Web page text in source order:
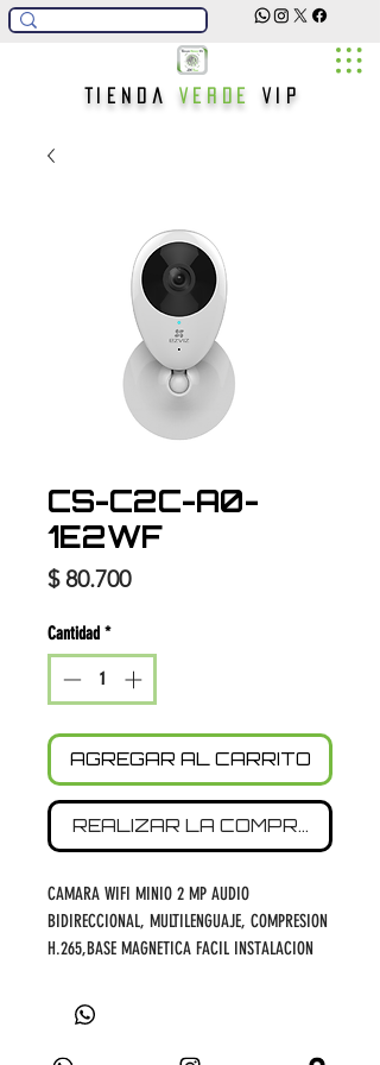
TiendaVerde Vip
CS-C2C-A0-
1E2WF
$ 80.700Precio
Cantidad *
AGREGAR AL CARRITO
REALIZAR LA COMPRA
CAMARA WIFI MINIO 2 MP AUDIO
BIDIRECCIONAL, MULTILENGUAJE, COMPRESION
H.265,BASE MAGNETICA FACIL INSTALACION
MTS, 2,4GHZ